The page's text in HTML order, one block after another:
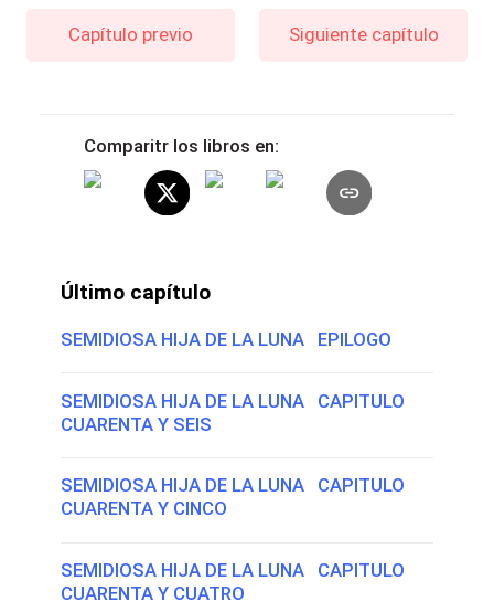
Capítulo previo Siguiente capítulo
Comparitr los libros en:
Último capítulo
SEMIDIOSA HIJA DE LA LUNA EPILOGO
SEMIDIOSA HIJA DE LA LUNA CAPITULO
CUARENTA Y SEIS
SEMIDIOSA HIJA DE LA LUNA CAPITULO
CUARENTA Y CINCO
SEMIDIOSA HIJA DE LA LUNA CAPITULO
CUARENTA Y CUATRO